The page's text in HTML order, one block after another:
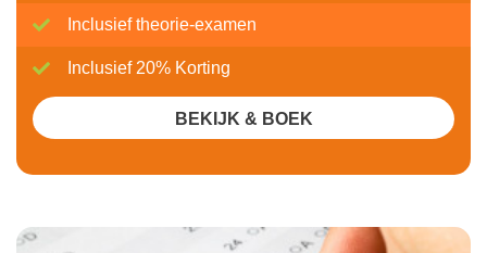
Inclusief theorie-examen
Inclusief 20% Korting
BEKIJK & BOEK